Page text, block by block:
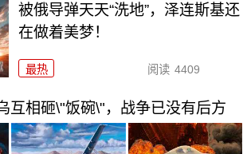
被俄导弹天天“洗地”，泽连斯基还
在做着美梦！
最热 阅读 4409
互相砸\"饭碗\"，战争已没有后方